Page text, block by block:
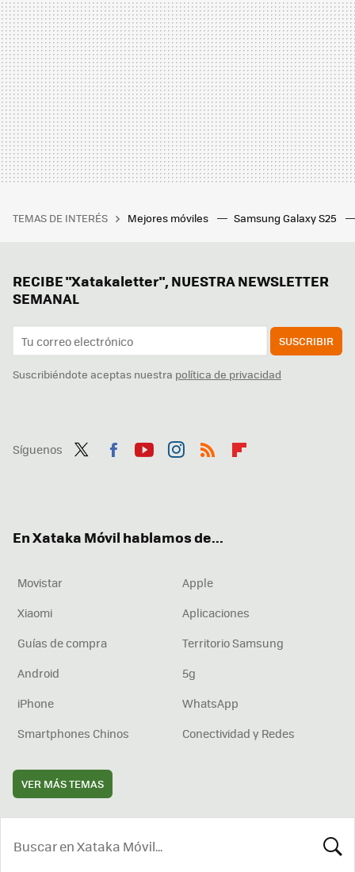
TEMAS DE INTERÉS Mejores móviles Samsung Galaxy S25
RECIBE "Xatakaletter", NUESTRA NEWSLETTER
SEMANAL
SUSCRIBIR
Suscribiéndote aceptas nuestra política de privacidad
Síguenos
En Xataka Móvil hablamos de...
Movistar
Apple
Xiaomi
Aplicaciones
Guías de compra
Territorio Samsung
Android
5g
iPhone
WhatsApp
Smartphones Chinos
Conectividad y Redes
VER MÁS TEMAS